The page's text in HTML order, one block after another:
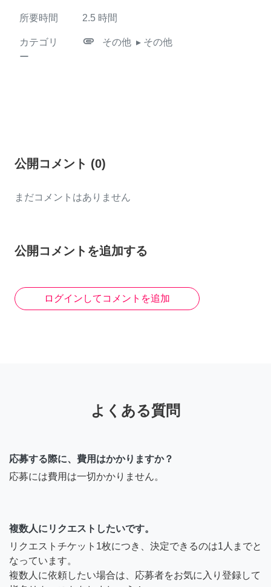
所要時間 2.5 時間
カテゴリ
ー
attachment その他 ▸ その他
公開コメント (0)
まだコメントはありません
公開コメントを追加する
ログインしてコメントを追加
よくある質問
応募する際に、費用はかかりますか？
応募には費用は一切かかりません。
複数人にリクエストしたいです。
リクエストチケット1枚につき、決定できるのは1人までと
なっています。
複数人に依頼したい場合は、応募者をお気に入り登録して